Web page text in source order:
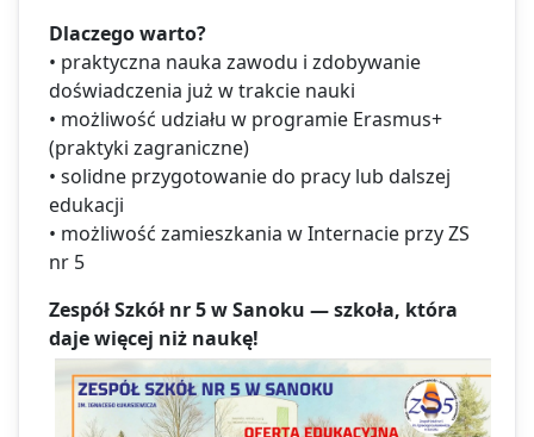
Dlaczego warto?
• praktyczna nauka zawodu i zdobywanie
doświadczenia już w trakcie nauki
• możliwość udziału w programie Erasmus+
(praktyki zagraniczne)
• solidne przygotowanie do pracy lub dalszej
edukacji
• możliwość zamieszkania w Internacie przy ZS
nr 5
Zespół Szkół nr 5 w Sanoku — szkoła, która
daje więcej niż naukę!